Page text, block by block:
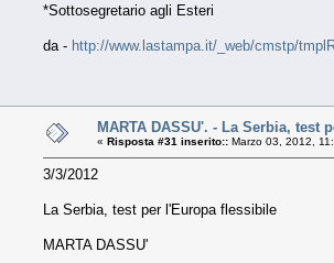
*Sottosegretario agli Esteri
da - http://www.lastampa.it/_web/cmstp/
MARTA DASSU'. - La Serbia, test
« Risposta #31 inserito:: Marzo 03, 2012,
3/3/2012
La Serbia, test per l'Europa flessibile
MARTA DASSU'